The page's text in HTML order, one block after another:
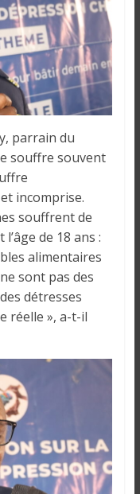
parrain du
souffre souvent
incomprise.
souffrent de
de 18 ans :
alimentaires
sont pas des
détresses
réelle », a-t-il